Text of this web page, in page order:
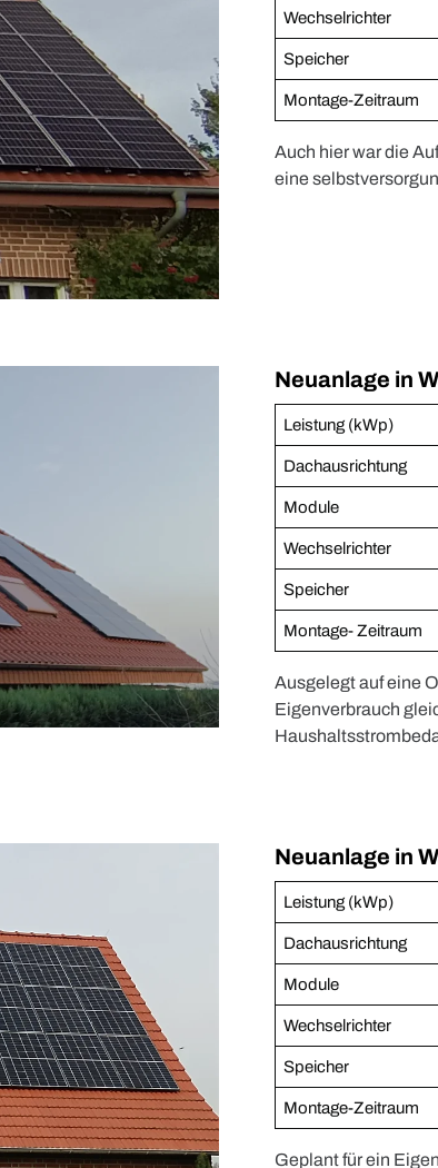
Wechselrichter
Speicher
Montage-Zeitraum
Auch hier war die
eine
Neuanlage in
Leistung (kWp)
Dachausrichtung
Module
Wechselrichter
Speicher
Montage- Zeitraum
Ausgelegt auf eine
Eigenverbrauch
Neuanlage in
Leistung (kWp)
Dachausrichtung
Module
Wechselrichter
Speicher
Montage-Zeitraum
Geplant für ein